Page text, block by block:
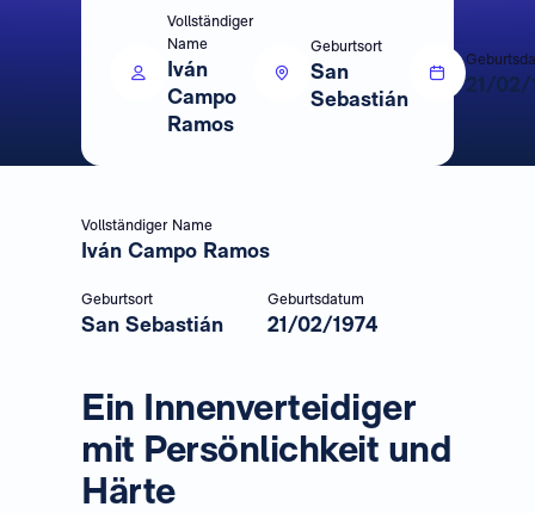
Vollständiger
Name
Iván
Campo
Ramos
Geburtsort
San
Sebastián
21/02/
Vollständiger Name
Iván Campo Ramos
Geburtsort
San Sebastián
Geburtsdatum
21/02/1974
Ein Innenverteidiger
mit Persönlichkeit und
Härte